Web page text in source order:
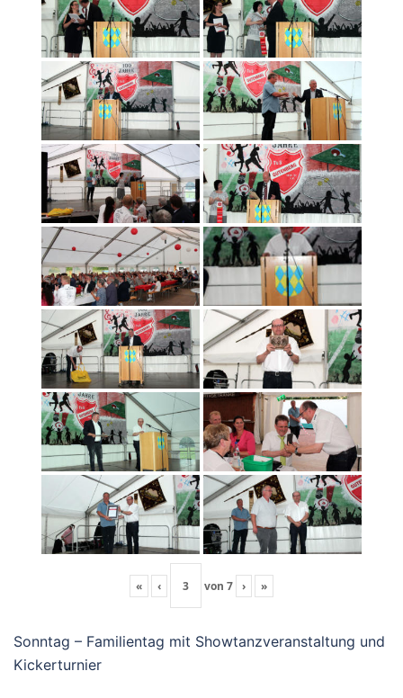
« ‹ von 7 › »
Sonntag – Familientag mit Showtanzveranstaltung und
Kickerturnier